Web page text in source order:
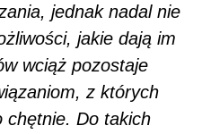
jednak nadal nie
jakie dają im
wciąż pozostaje
z których
chętnie. Do takich